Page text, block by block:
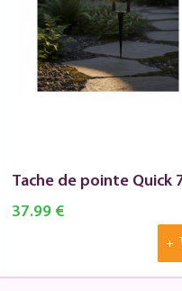
Tache de pointe Quick
37.99 €